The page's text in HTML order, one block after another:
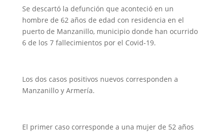
Se descartó la defunción que aconteció en un
hombre de 62 años de edad con residencia en el
puerto de Manzanillo, municipio donde han ocurrido
6 de los 7 fallecimientos por el Covid-19.
Los dos casos positivos nuevos corresponden a
Manzanillo y Armería.
El primer caso corresponde a una mujer de 52 años